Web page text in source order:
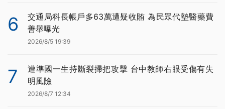
6
交通局科長帳戶多63萬遭疑收賄 為民眾代墊醫藥費
善舉曝光
2026/8/5 19:39
7
遭準國一生持斷裂掃把攻擊 台中教師右眼受傷有失
明風險
2026/8/7 12:34